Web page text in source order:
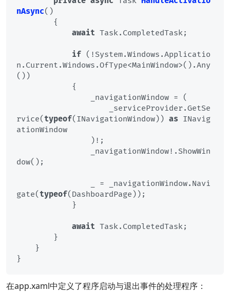
nAsync()
await Task.CompletedTask;
if (!System.Windows.Applicatio
n.Current.Windows.OfType<MainWindow>().Any
())
rvice( typeof(INavigationWindow)) as INavig
ationWindow
dow();
gate( typeof(DashboardPage));
await Task.CompletedTask;
在app.xaml中定义了程序启动与退出事件的处理程序：